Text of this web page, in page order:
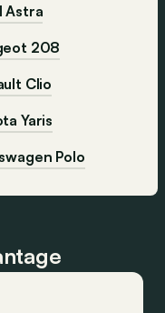
Astra
208
Clio
Yaris
Polo